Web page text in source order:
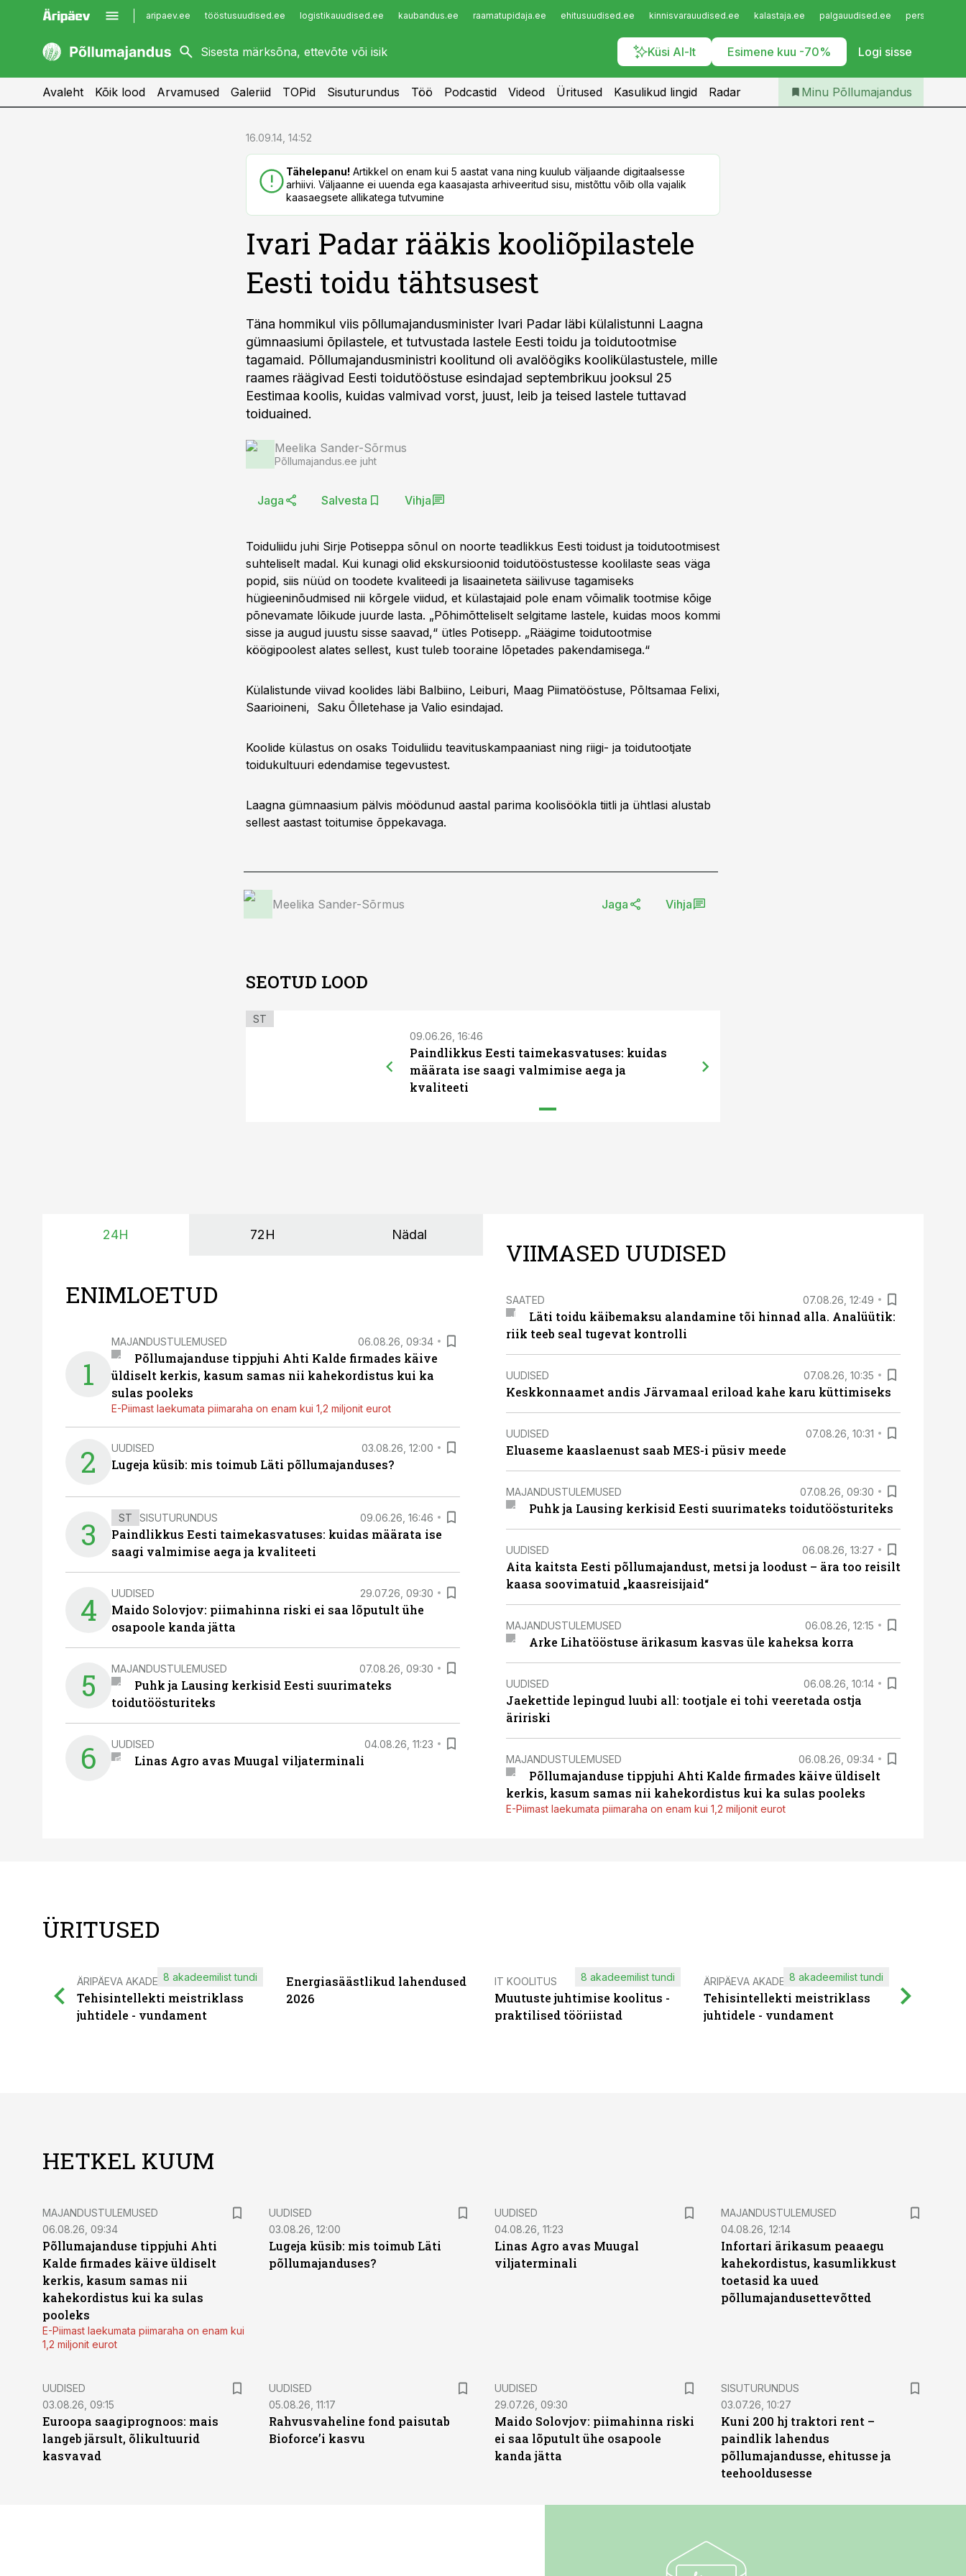
aripaev.ee tööstusuudised.ee logistikauudised.ee kaubandus.ee raamatupidaja.ee ehitusuudised.ee kinnisvarauudised.ee kalastaja.ee palgauudised.ee
Küsi AI-lt Esimene kuu -70% Logi sisse
kaubandus.ee
kinnisvarauudised.ee
imelineajalugu.ee
Infopank
Iseteenindus
Telli Põllumajandus
Avaleht Kõik lood Arvamused Galeriid TOPid Sisuturundus Töö Podcastid Videod Üritused Kasulikud lingid Radar Minu Põllumajandus
16.09.14, 14:52
Tähelepanu! Artikkel on enam kui 5 aastat vana ning kuulub väljaande digitaalsesse
arhiivi. Väljaanne ei uuenda ega kaasajasta arhiveeritud sisu, mistõttu võib olla vajalik
kaasaegsete allikatega tutvumine
Ivari Padar rääkis kooliõpilastele
Eesti toidu tähtsusest
Täna hommikul viis põllumajandusminister Ivari Padar läbi külalistunni Laagna
gümnaasiumi õpilastele, et tutvustada lastele Eesti toidu ja toidutootmise
tagamaid. Põllumajandusministri koolitund oli avalöögiks koolikülastustele, mille
raames räägivad Eesti toidutööstuse esindajad septembrikuu jooksul 25
Eestimaa koolis, kuidas valmivad vorst, juust, leib ja teised lastele tuttavad
toiduained.
Meelika Sander-Sõrmus
Põllumajandus.ee juht
Jaga Salvesta Vihja
Toiduliidu juhi Sirje Potiseppa sõnul on noorte teadlikkus Eesti toidust ja toidutootmisest
suhteliselt madal. Kui kunagi olid ekskursioonid toidutööstustesse koolilaste seas väga
popid, siis nüüd on toodete kvaliteedi ja lisaaineteta säilivuse tagamiseks
hügieeninõudmised nii kõrgele viidud, et külastajaid pole enam võimalik tootmise kõige
põnevamate lõikude juurde lasta. „Põhimõtteliselt selgitame lastele, kuidas moos kommi
sisse ja augud juustu sisse saavad,“ ütles Potisepp. „Räägime toidutootmise
köögipoolest alates sellest, kust tuleb tooraine lõpetades pakendamisega.“
Külalistunde viivad koolides läbi Balbiino, Leiburi, Maag Piimatööstuse, Põltsamaa Felixi,
Saarioineni, Saku Õlletehase ja Valio esindajad.
Koolide külastus on osaks Toiduliidu teavituskampaaniast ning riigi- ja toidutootjate
toidukultuuri edendamise tegevustest.
Laagna gümnaasium pälvis möödunud aastal parima koolisöökla tiitli ja ühtlasi alustab
sellest aastast toitumise õppekavaga.
Meelika Sander-Sõrmus Jaga Vihja
SEOTUD LOOD
ST
09.06.26, 16:46
Paindlikkus Eesti taimekasvatuses: kuidas
määrata ise saagi valmimise aega ja
kvaliteeti
24H 72H Nädal
ENIMLOETUD
1
MAJANDUSTULEMUSED 06.08.26, 09:34
Põllumajanduse tippjuhi Ahti Kalde firmades käive
üldiselt kerkis, kasum samas nii kahekordistus kui ka
sulas pooleks
E-Piimast laekumata piimaraha on enam kui 1,2 miljonit eurot
2 UUDISED 03.08.26, 12:00
Lugeja küsib: mis toimub Läti põllumajanduses?
3 ST SISUTURUNDUS 09.06.26, 16:46
Paindlikkus Eesti taimekasvatuses: kuidas määrata ise
saagi valmimise aega ja kvaliteeti
4 UUDISED 29.07.26, 09:30
Maido Solovjov: piimahinna riski ei saa lõputult ühe
osapoole kanda jätta
5 MAJANDUSTULEMUSED 07.08.26, 09:30
Puhk ja Lausing kerkisid Eesti suurimateks
toidutöösturiteks
6 UUDISED 04.08.26, 11:23
Linas Agro avas Muugal viljaterminali
VIIMASED UUDISED
SAATED 07.08.26, 12:49
Läti toidu käibemaksu alandamine tõi hinnad alla. Analüütik:
riik teeb seal tugevat kontrolli
UUDISED 07.08.26, 10:35
Keskkonnaamet andis Järvamaal eriload kahe karu küttimiseks
UUDISED 07.08.26, 10:31
Eluaseme kaaslaenust saab MES-i püsiv meede
MAJANDUSTULEMUSED 07.08.26, 09:30
Puhk ja Lausing kerkisid Eesti suurimateks toidutöösturiteks
UUDISED 06.08.26, 13:27
Aita kaitsta Eesti põllumajandust, metsi ja loodust – ära too reisilt
kaasa soovimatuid „kaasreisijaid“
MAJANDUSTULEMUSED 06.08.26, 12:15
Arke Lihatööstuse ärikasum kasvas üle kaheksa korra
UUDISED 06.08.26, 10:14
Jaekettide lepingud luubi all: tootjale ei tohi veeretada ostja
äririski
MAJANDUSTULEMUSED 06.08.26, 09:34
Põllumajanduse tippjuhi Ahti Kalde firmades käive üldiselt
kerkis, kasum samas nii kahekordistus kui ka sulas pooleks
E-Piimast laekumata piimaraha on enam kui 1,2 miljonit eurot
ÜRITUSED
ÄRIPÄEVA AKADEEMIA
Tehisintellekti meistriklass
juhtidele - vundament
8 akadeemilist tundi
Energiasäästlikud lahendused
2026
IT KOOLITUS
Muutuste juhtimise koolitus -
praktilised tööriistad
8 akadeemilist tundi ÄRIPÄEVA AKADEEMIA
Tehisintellekti meistriklass
juhtidele - vundament
8 akadeemilist tundi
HETKEL KUUM
MAJANDUSTULEMUSED
06.08.26, 09:34
Põllumajanduse tippjuhi Ahti
Kalde firmades käive üldiselt
kerkis, kasum samas nii
kahekordistus kui ka sulas
pooleks
E-Piimast laekumata piimaraha on enam kui
1,2 miljonit eurot
UUDISED
03.08.26, 12:00
Lugeja küsib: mis toimub Läti
põllumajanduses?
UUDISED
04.08.26, 11:23
Linas Agro avas Muugal
viljaterminali
MAJANDUSTULEMUSED
04.08.26, 12:14
Infortari ärikasum peaaegu
kahekordistus, kasumlikkust
toetasid ka uued
põllumajandusettevõtted
UUDISED
03.08.26, 09:15
Euroopa saagiprognoos: mais
langeb järsult, õlikultuurid
kasvavad
UUDISED
05.08.26, 11:17
Rahvusvaheline fond paisutab
Bioforce’i kasvu
UUDISED
29.07.26, 09:30
Maido Solovjov: piimahinna riski
ei saa lõputult ühe osapoole
kanda jätta
ST
SISUTURUNDUS
03.07.26, 10:27
Kuni 200 hj traktori rent –
paindlik lahendus
põllumajandusse, ehitusse ja
teehooldusesse